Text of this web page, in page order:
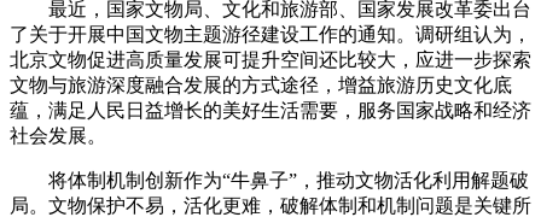
最近，国家文物局、文化和旅游部、国家发展改革委出台
了关于开展中国文物主题游径建设工作的通知。调研组认为，
北京文物促进高质量发展可提升空间还比较大，应进一步探索
文物与旅游深度融合发展的方式途径，增益旅游历史文化底
蕴，满足人民日益增长的美好生活需要，服务国家战略和经济
社会发展。
将体制机制创新作为“牛鼻子”，推动文物活化利用解题破
局。文物保护不易，活化更难，破解体制和机制问题是关键所